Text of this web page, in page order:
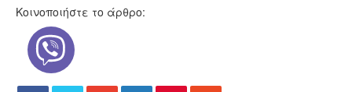
Κοινοποιήστε το άρθρο: